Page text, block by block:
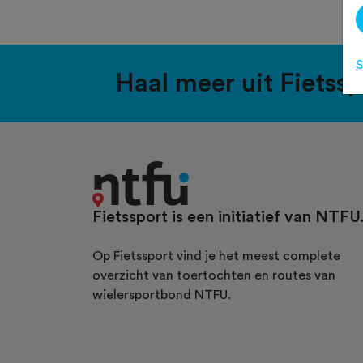
Haal meer uit
Fietssport is een initiatief van NTFU.
Op Fietssport vind je het meest complete
overzicht van toertochten en routes van
wielersportbond NTFU.